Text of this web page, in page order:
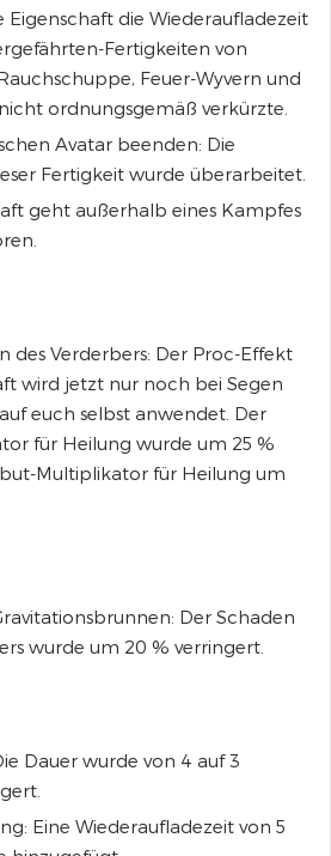
Eigenschaft die Wiederaufladezeit
Fertigkeiten von
Feuer-Wyvern und
ordnungsgemäß verkürzte.
Avatar beenden: Die
Fertigkeit wurde überarbeitet.
geht außerhalb eines Kampfes
des Verderbers: Der Proc-Effekt
wird jetzt nur noch bei Segen
euch selbst anwendet. Der
für Heilung wurde um 25 %
Multiplikator für Heilung um
Der Schaden
wurde um 20 % verringert.
Dauer wurde von 4 auf 3
Eine Wiederaufladezeit von 5